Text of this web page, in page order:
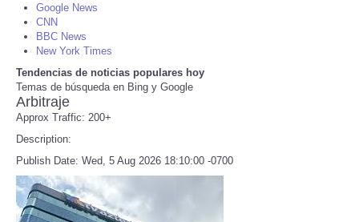
RobinsPost Store
Refund Policy
Google News
CNN
BBC News
New York Times
Tendencias de noticias populares hoy
Temas de búsqueda en Bing y Google
Arbitraje
Approx Traffic: 200+
Description:
Publish Date: Wed, 5 Aug 2026 18:10:00 -0700